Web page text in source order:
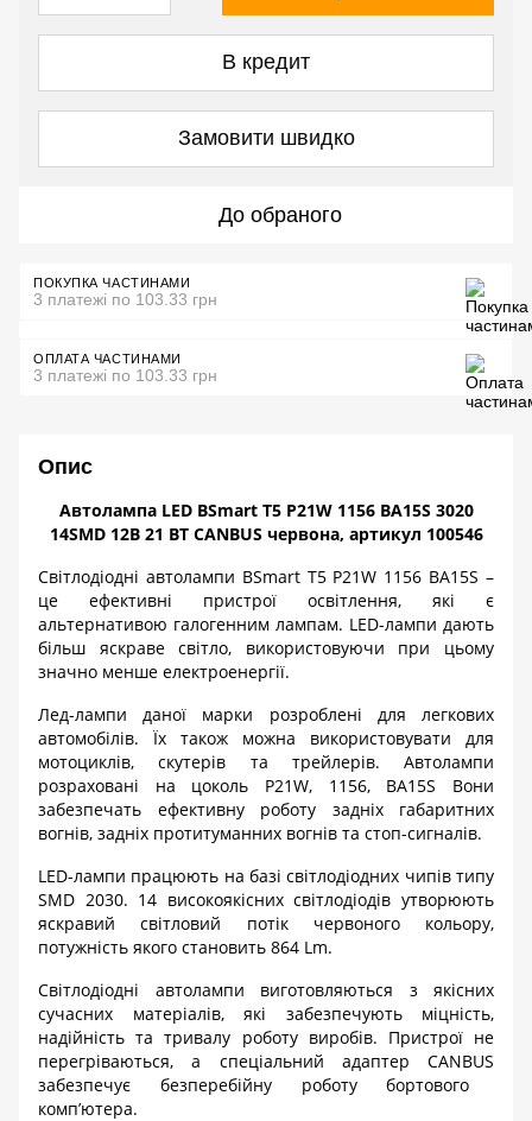
В кредит
Замовити швидко
До обраного
ПОКУПКА ЧАСТИНАМИ
3 платежі по 103.33 грн
ОПЛАТА ЧАСТИНАМИ
3 платежі по 103.33 грн
Опис
Автолампа LED BSmart T5 P21W1156 BA15S 3020
14SMD12В 21 BT CANBUS червона, артикул 100546
Світлодіодні автолампи BSmart T5 P21W 1156 BA15S –
це ефективні пристрої освітлення, які є
альтернативою галогенним лампам. LED-лампи дають
більш яскраве світло, використовуючи при цьому
значно менше електроенергії.
Лед-лампи даної марки розроблені для легкових
автомобілів. Їх також можна використовувати для
мотоциклів, скутерів та трейлерів. Автолампи
розраховані на цоколь P21W, 1156, BA15S Вони
забезпечать ефективну роботу задніх габаритних
вогнів, задніх протитуманних вогнів та стоп-сигналів.
LED-лампи працюють на базі світлодіодних чипів типу
SMD 2030. 14 високоякісних світлодіодів утворюють
яскравий світловий потік червоного кольору,
потужність якого становить 864 Lm.
Світлодіодні автолампи виготовляються з якісних
сучасних матеріалів, які забезпечують міцність,
надійність та тривалу роботу виробів. Пристрої не
перегріваються, а спеціальний адаптер CANBUS
забезпечує безперебійну роботу бортового
комп’ютера.